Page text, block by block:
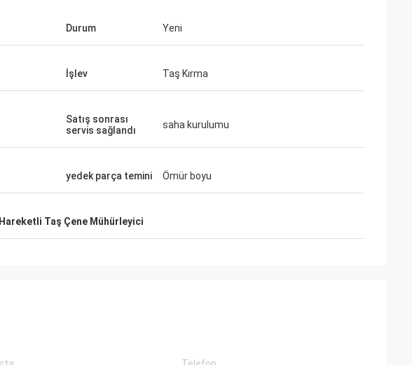
Durum Yeni
İşlev Taş Kırma
Satış sonrası
servis sağlandı
saha kurulumu
yedek parça temini Ömür boyu
Hareketli Taş Çene Mühürleyici